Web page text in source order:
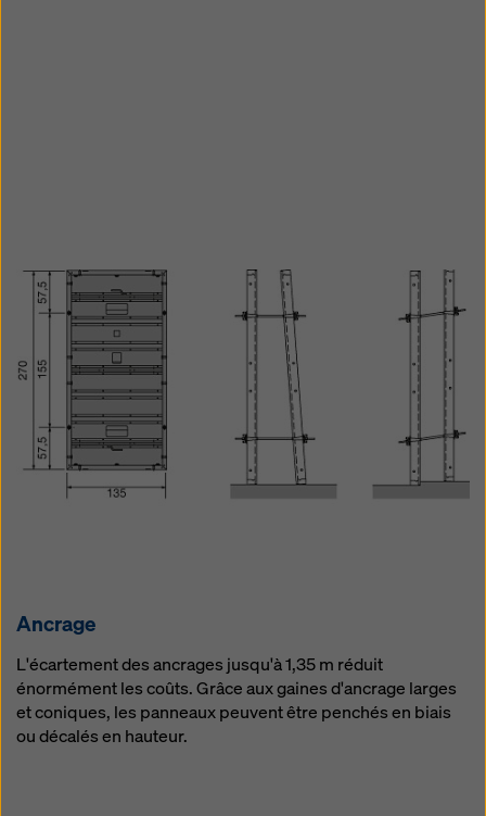
Ancrage
L'écartement des ancrages jusqu'à 1,35 m réduit
énormément les coûts. Grâce aux gaines d'ancrage larges
et coniques, les panneaux peuvent être penchés en biais
ou décalés en hauteur.